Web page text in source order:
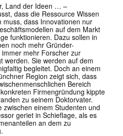
Land der Ideen … –
dass die Ressource Wissen
dass Innovationen nur
auf dem Markt
funktionieren. Dazu sollen in
noch mehr Gründer-
mehr Forscher zur
werden. Sie werden auf dem
begleitet. Doch an einem
Region zeigt sich, dass
Bereich
Firmengründung kippte
zu seinem Doktorvater.
zwischen einem Studenten und
geriet in Schieflage, als es
an dem zu